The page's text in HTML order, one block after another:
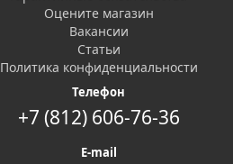
Оцените магазин
Вакансии
Статьи
Политика конфиденциальности
Телефон
+7 (812) 606-76-36
E-mail